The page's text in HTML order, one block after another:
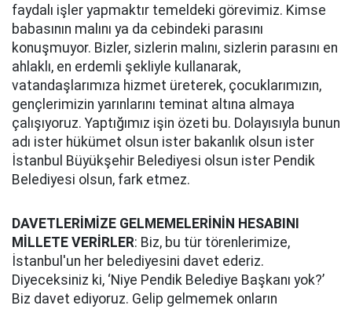
faydalı işler yapmaktır temeldeki görevimiz. Kimse
babasının malını ya da cebindeki parasını
konuşmuyor. Bizler, sizlerin malını, sizlerin parasını en
ahlaklı, en erdemli şekliyle kullanarak,
vatandaşlarımıza hizmet üreterek, çocuklarımızın,
gençlerimizin yarınlarını teminat altına almaya
çalışıyoruz. Yaptığımız işin özeti bu. Dolayısıyla bunun
adı ister hükümet olsun ister bakanlık olsun ister
İstanbul Büyükşehir Belediyesi olsun ister Pendik
Belediyesi olsun, fark etmez.
DAVETLERİMİZE GELMEMELERİNİN HESABINI
MİLLETE VERİRLER: Biz, bu tür törenlerimize,
İstanbul'un her belediyesini davet ederiz.
Diyeceksiniz ki, ‘Niye Pendik Belediye Başkanı yok?’
Biz davet ediyoruz. Gelip gelmemek onların